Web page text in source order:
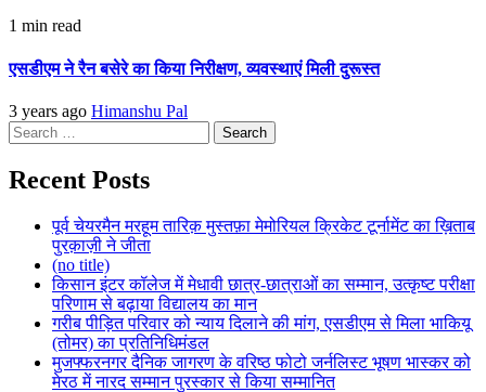
1 min read
एसडीएम ने रैन बसेरे का किया निरीक्षण, व्यवस्थाएं मिली दुरूस्त
3 years ago Himanshu Pal
Search
for:
Recent Posts
पूर्व चेयरमैन मरहूम तारिक़ मुस्तफ़ा मेमोरियल क्रिकेट टूर्नामेंट का ख़िताब
पुरक़ाज़ी ने जीता
(no title)
किसान इंटर कॉलेज में मेधावी छात्र-छात्राओं का सम्मान, उत्कृष्ट परीक्षा
परिणाम से बढ़ाया विद्यालय का मान
गरीब पीड़ित परिवार को न्याय दिलाने की मांग, एसडीएम से मिला भाकियू
(तोमर) का प्रतिनिधिमंडल
मुजफ्फरनगर दैनिक जागरण के वरिष्ठ फोटो जर्नलिस्ट भूषण भास्कर को
मेरठ में नारद सम्मान पुरस्कार से किया सम्मानित